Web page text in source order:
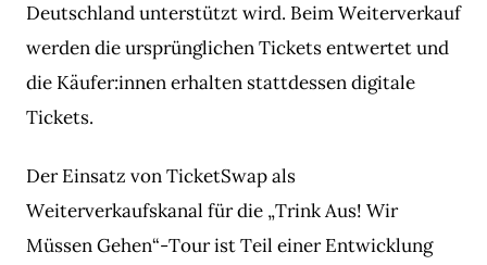
Deutschland unterstützt wird. Beim Weiterverkauf
werden die ursprünglichen Tickets entwertet und
die Käufer:innen erhalten stattdessen digitale
Tickets.
Der Einsatz von TicketSwap als
Weiterverkaufskanal für die „Trink Aus! Wir
Müssen Gehen“-Tour ist Teil einer Entwicklung